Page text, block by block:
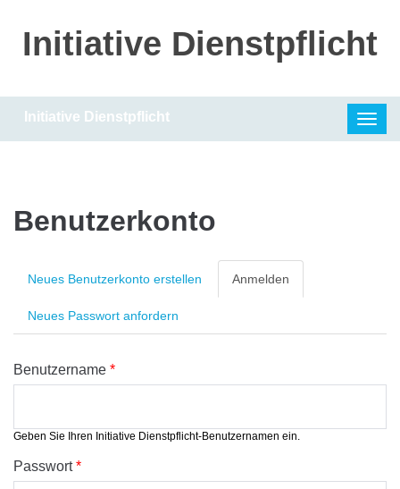
Initiative Dienstpflicht
Initiative Dienstpflicht
Benutzerkonto
Neues Benutzerkonto erstellen Anmelden
Reiter)
Neues Passwort anfordern
Benutzername *
Geben Sie Ihren Initiative Dienstpflicht-Benutzernamen ein.
Passwort*